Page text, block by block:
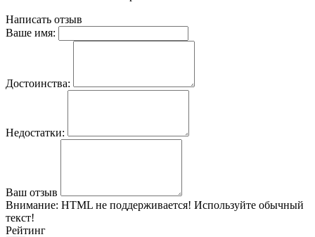
Написать отзыв
Ваше имя:
Достоинства:
Недостатки:
Ваш отзыв
Внимание: HTML не поддерживается! Используйте обычный
текст!
Рейтинг